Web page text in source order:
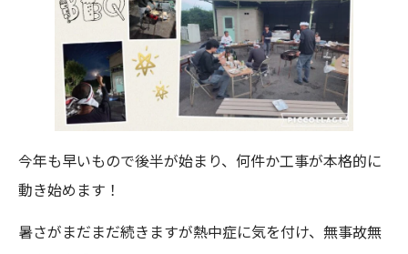
今年も早いもので後半が始まり、何件か工事が本格的に
動き始めます！
暑さがまだまだ続きますが熱中症に気を付け、無事故無